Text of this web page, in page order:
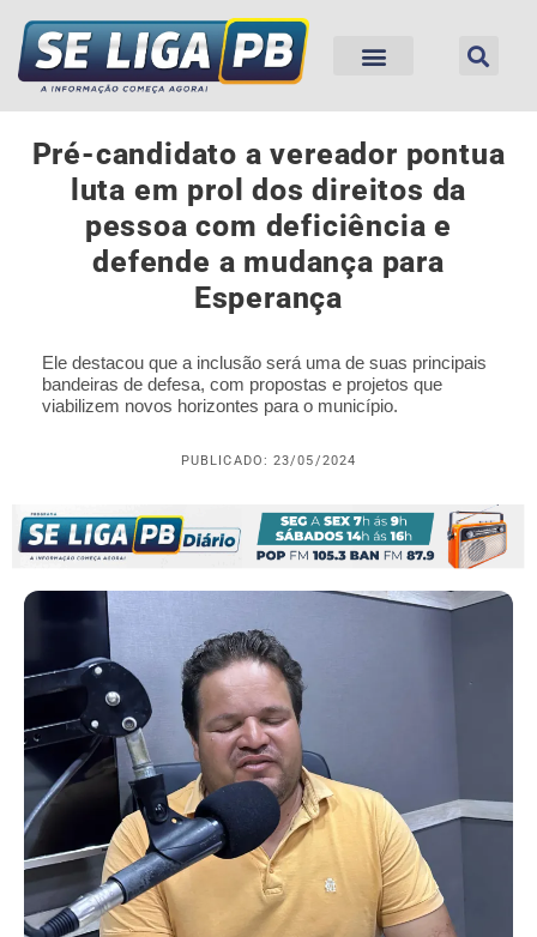
Pré-candidato a vereador pontua
luta em prol dos direitos da
pessoa com deficiência e
defende a mudança para
Esperança
Ele destacou que a inclusão será uma de suas principais
bandeiras de defesa, com propostas e projetos que
viabilizem novos horizontes para o município.
PUBLICADO: 23/05/2024